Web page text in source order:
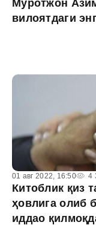
Муротжон
вилоятдаги
01 авг 2022, 16:50 4
Китоблик қиз
ҳовлига олиб
иддао